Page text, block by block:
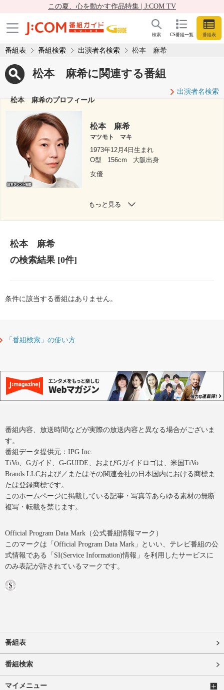
この夏、心を動かす作品特集 | J:COM TV
CS番組一覧 番組表
検索
番組表 番組検索 出演者名検索 松本 麻希
松本 麻希に関連する番組
出演者名検索
松本 麻希のプロフィール
松本 麻希
マツモト マキ
1973年12月4日生まれ
O型
156cm
大阪出身
女優
もっと見る
松本 麻希
の検索結果[0件]
条件に該当する番組はありません。
「番組検索」の使い方
番組内容、放送時間などが実際の放送内容と異なる場合がございま
す。
番組データ提供元：IPG Inc.
TiVo、Gガイド、G-GUIDE、およびGガイドロゴは、米国TiVo
Brands LLCおよび／またはその関連会社の日本国内における商標ま
たは登録商標です。
このホームページに掲載している記事・写真等あらゆる素材の無断
複写・転載を禁じます。
Official Program Data Mark（公式番組情報マーク）
このマークは「Official Program Data Mark」といい、テレビ番組の公
式情報である「SI(Service Information)情報」を利用したサービスに
のみ表記が許されているマークです。
番組表
番組検索
マイメニュー